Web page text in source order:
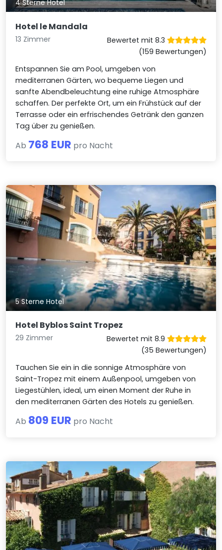
4 Sterne Hotel
Hotel le Mandala
13 Zimmer
Bewertet mit 8.3
(159 Bewertungen)
Entspannen Sie am Pool, umgeben von
mediterranen Gärten, wo bequeme Liegen und
sanfte Abendbeleuchtung eine ruhige Atmosphäre
schaffen. Der perfekte Ort, um ein Frühstück auf der
Terrasse oder ein erfrischendes Getränk den ganzen
Tag über zu genießen.
Ab 768 EUR pro Nacht
5 Sterne Hotel
Hotel Byblos Saint Tropez
29 Zimmer
Bewertet mit 8.9
(35 Bewertungen)
Tauchen Sie ein in die sonnige Atmosphäre von
Saint-Tropez mit einem Außenpool, umgeben von
Liegestühlen, ideal, um einen Moment der Ruhe in
den mediterranen Gärten des Hotels zu genießen.
Ab 809 EUR pro Nacht